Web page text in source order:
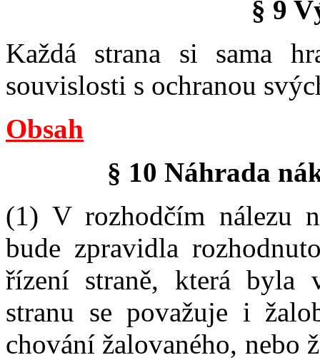
§ 9
Každá strana si sama
souvislosti s ochranou
Obsah
§ 10 Náhrada
(1) V rozhodčím nálezu
bude zpravidla
řízení straně, která byla
stranu se považuje i
chování žalovaného, nebo